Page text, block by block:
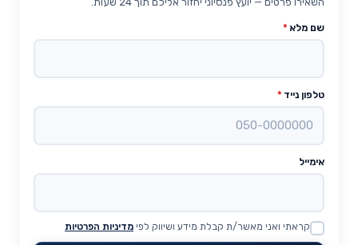
שם מלא *
טלפון נייד *
אימייל
Website
קראתי ואני מאשר/ת קבלת מידע ושיווק לפי מדיניות הפרטיות